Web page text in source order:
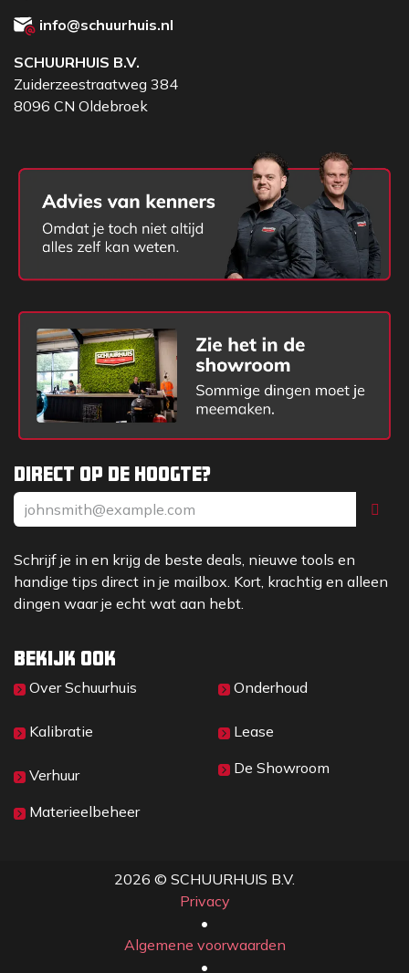
Direct op de hoogte?
Schrijf je in en krijg de beste deals, nieuwe tools en
handige tips direct in je mailbox. Kort, krachtig en alleen
dingen waar je echt wat aan hebt.
Bekijk ook
Over Sc​huurhuis
Kalibratie
Verhuur
Materieelbeheer
Onderhoud
Lease
De Showroom
info@schuurhuis.nl
SCHUURHUIS B.V.
Zuiderzeestraatweg 384
8096 CN Oldebroek
2026 © SCHUURHUIS B.V.
Privacy
​• ​
Algemene voorwaarden
•